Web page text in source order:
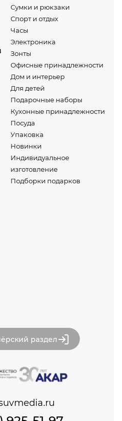
Сумки и рюкзаки
Спорт и отдых
Часы
Электроника
Зонты
Офисные принадлежности
Дом и интерьер
Для детей
Подарочные наборы
Кухонные принадлежности
Посуда
Упаковка
Новинки
Индивидуальное
изготовление
Подборки подарков
раздел